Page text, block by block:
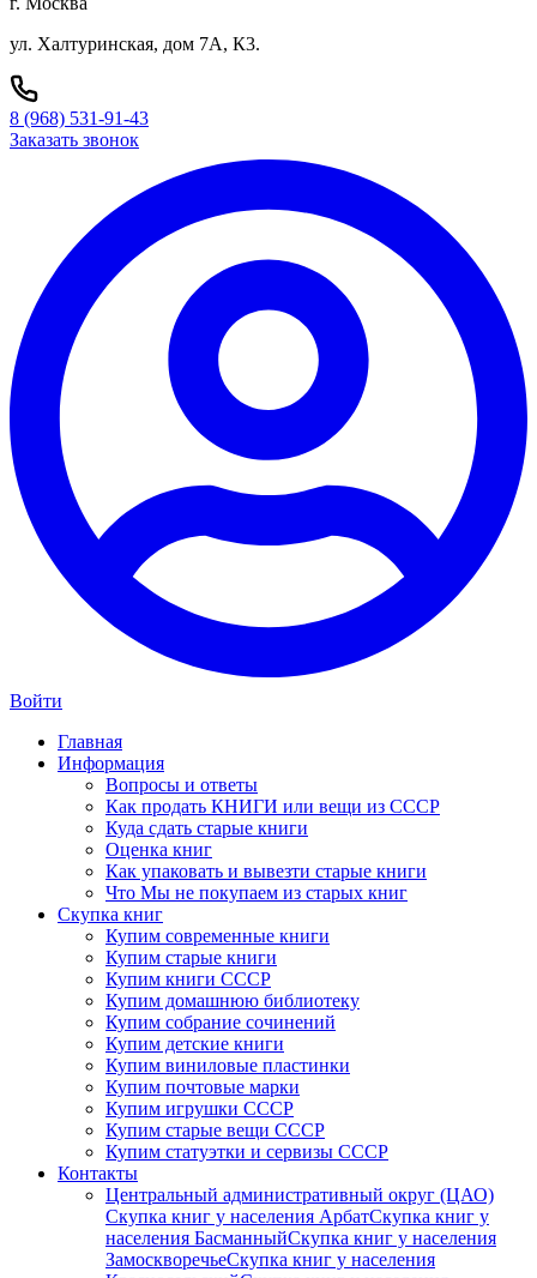
ул. Халтуринская, дом 7А, К3.
8 (968) 531-91-43
Заказать звонок
Войти
Главная
Информация
Вопросы и ответы
Как продать КНИГИ или вещи из СССР
Куда сдать старые книги
Оценка книг
Как упаковать и вывезти старые книги
Что Мы не покупаем из старых книг
Скупка книг
Купим современные книги
Купим старые книги
Купим книги СССР
Купим домашнюю библиотеку
Купим собрание сочинений
Купим детские книги
Купим виниловые пластинки
Купим почтовые марки
Купим игрушки СССР
Купим старые вещи СССР
Купим статуэтки и сервизы СССР
Контакты
Центральный административный округ (ЦАО)
Скупка книг у населения АрбатСкупка книг у
населения БасманныйСкупка книг у населения
ЗамоскворечьеСкупка книг у населения